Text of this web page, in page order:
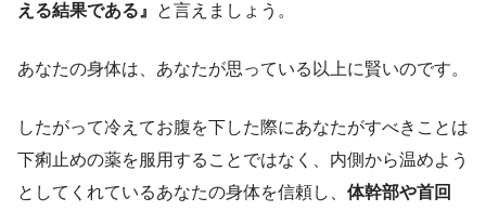
える結果である』
と言えましょう。
あなたの身体は、あなたが思っている以上に賢いのです。
したがって冷えてお腹を下した際にあなたがすべきことは
下痢止めの薬を服用することではなく、内側から温めよう
としてくれているあなたの身体を信頼し、 体幹部や首回